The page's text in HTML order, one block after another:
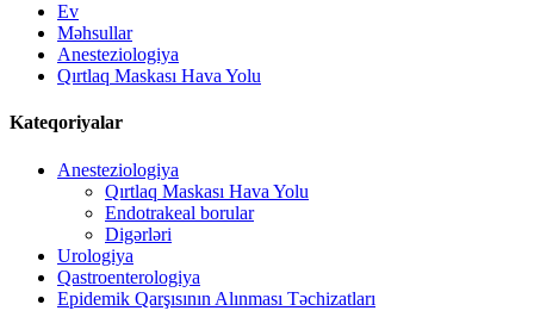
Ev
Məhsullar
Anesteziologiya
Qırtlaq Maskası Hava Yolu
Kateqoriyalar
Anesteziologiya
Qırtlaq Maskası Hava Yolu
Endotrakeal borular
Digərləri
Urologiya
Qastroenterologiya
Epidemik Qarşısının Alınması Təchizatları